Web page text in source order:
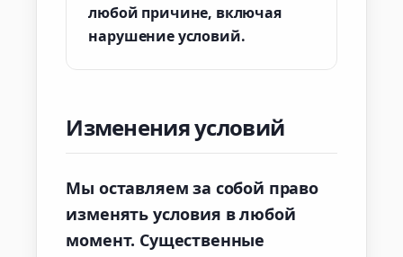
любой причине, включая
нарушение условий.
Изменения условий
Мы оставляем за собой право
изменять условия в любой
момент. Существенные